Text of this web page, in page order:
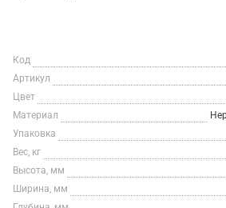
Код
Артикул
Цвет
Материал
Упаковка
Вес, кг
Высота, мм
Ширина, мм